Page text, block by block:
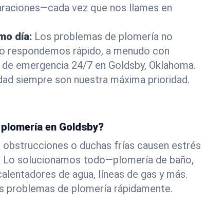
vez que nos llames en
día: Los problemas de plomería no
respondemos rápido, a menudo con
emergencia 24/7 en Goldsby, Oklahoma.
siempre son nuestra máxima prioridad.
en Goldsby?
obstrucciones o duchas frías causen estrés
Lo solucionamos todo—plomería de baño,
de agua, líneas de gas y más.
problemas de plomería rápidamente.